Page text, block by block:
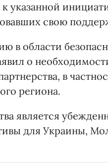
указанной
свою
в области
о
в
региона.
является
для Украины,